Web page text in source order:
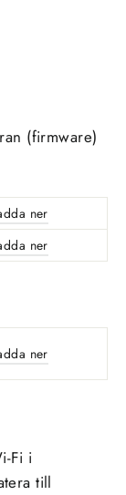
(firmware)
ner
ner
ner
Fi i
till